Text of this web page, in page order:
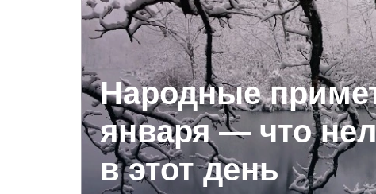
Народные
января — что
в этот день